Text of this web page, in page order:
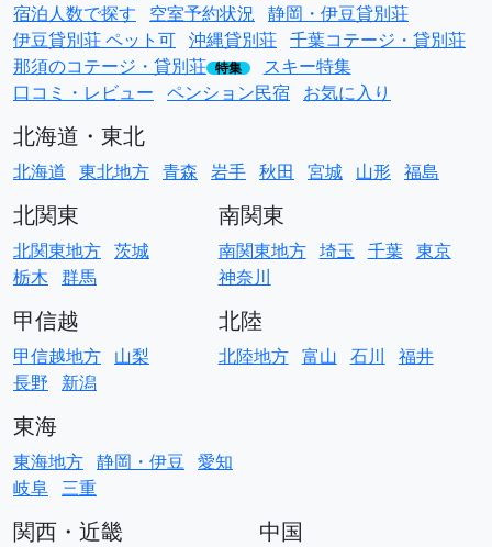
宿泊人数で探す
空室予約状況 静岡・伊豆貸別荘
伊豆貸別荘 ペット可 沖縄貸別荘 千葉コテージ・貸別荘
那須のコテージ・貸別荘 特集
スキー特集
口コミ・レビュー ペンション民宿 お気に入り
北海道・東北
北海道 東北地方 青森 岩手 秋田 宮城 山形 福島
北関東
北関東地方 茨城
栃木 群馬
南関東
南関東地方 埼玉 千葉 東京
神奈川
甲信越
甲信越地方 山梨
長野
新潟
北陸
北陸地方 富山 石川 福井
東海
東海地方 静岡・伊豆 愛知
岐阜 三重
関西・近畿 中国